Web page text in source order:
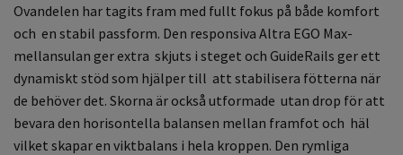
Ovandelen har tagits fram med fullt fokus på både komfort
och en stabil passform. Den responsiva Altra EGO Max-
mellansulan ger extra skjuts i steget och GuideRails ger ett
dynamiskt stöd som hjälper till att stabilisera fötterna när
de behöver det. Skorna är också utformade utan drop för att
bevara den horisontella balansen mellan framfot och häl
vilket skapar en viktbalans i hela kroppen. Den rymliga